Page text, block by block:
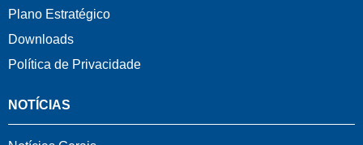
Plano Estratégico
Downloads
Política de Privacidade
NOTÍCIAS